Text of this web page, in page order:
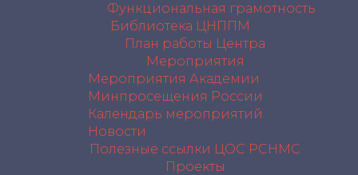
Функциональная грамотность
Библиотека ЦНППМ
План работы Центра
Мероприятия
Мероприятия Академии
Минпросещения России
Календарь мероприятий
Новости
Полезные ссылки ЦОС РСНМС
Проекты